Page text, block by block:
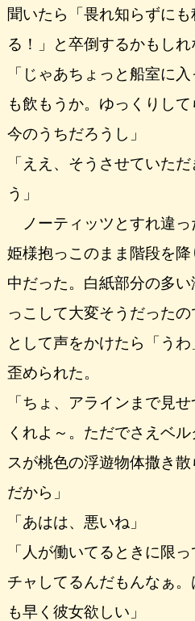
聞いたら「畏れ知らずに
る！」と卒倒するかもし
「じゃあちょっと船室に
も飲もうか。ゆっくりし
今のうちだろうし」
「ええ、そうさせていた
う」
ノーティッツとすれ違っ
姫様抱っこのまま階段を
中だった。白紙部分の多
っこして大変そうだった
として声をかけたら「う
歪められた。
「ちょ、アラインまで見
くれよ～。ただでさえベ
スが桃色の浮遊物体撒き
だから」
「あはは、悪いね」
「人が働いてるときに限
チャしてるんだもんなぁ
も早く彼女欲しい」